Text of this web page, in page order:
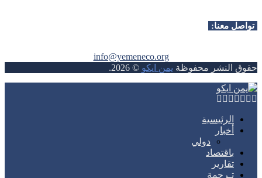
تواصل معنا:
info@yemeneco.org
حقوق النشر محفوظة يمن ايكو©
2026
.
Facebook
Twitter
Instagram
Youtube
Rss
Telegram
Whatsapp
الرئيسية
أخبار
دولي
باقتصاد
تقارير
تـرجمة